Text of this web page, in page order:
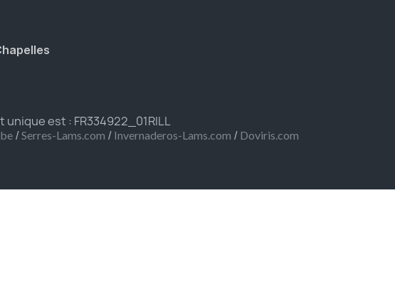
est : FR334922_01RILL
/Serres-Lams.com / Invernaderos-Lams.com / Doviris.com